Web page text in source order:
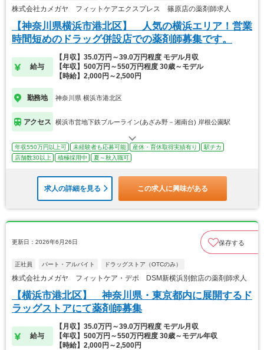
株式会社カメガヤ フィットケアエクスプレス 篠原店の薬剤師求人
【神奈川県横浜市港北区】 人気の横浜エリア！営業
時間短めのドラッグ併設店での薬剤師募集です。
給与
【月収】35.0万円～39.0万円程度 モデル月収
【年収】500万円～550万円程度 30歳～モデル
【時給】2,000円～2,500円
勤務地 神奈川県 横浜市港北区
アクセス 横浜市営地下鉄ブルーライン(あざみ野－湘南台) 岸根公園駅
年収550万円以上可 未経験者も応募可能 産休・育休取得実績有り
駅チカ
店舗数30以上
積極採用中 夏～秋入職可
求人の詳細を見る この求人に興味がある
更新日：2026年6月26日 保存する
正社員 パート・アルバイト ドラッグストア（OTCのみ）
株式会社カメガヤ フィットケア・デポ DSM新横浜別館店の薬剤師求人
【横浜市港北区】 神奈川県・東京都内に展開するド
ラッグストアにて薬剤師募集
給与
【月収】35.0万円～39.0万円程度 モデル月収
【年収】500万円～550万円程度 30歳～モデル年収
【時給】2,000円～2,500円